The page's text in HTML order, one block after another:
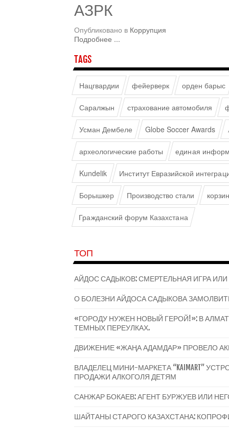
АЗРК
Опубликовано в Коррупция
Подробнее ...
TAGS
Нацгвардии фейерверк орден барыс
Саралжын страхование автомобиля
Усман Дембеле Globe Soccer Awards
археологические работы единая
Kundelik Институт Евразийской
Борышкер Производство стали
Гражданский форум Казахстана
ТОП
АЙДОС САДЫКОВ: СМЕРТЕЛЬНАЯ ИГРА
О БОЛЕЗНИ АЙДОСА САДЫКОВА
«ГОРОДУ НУЖЕН НОВЫЙ ГЕРОЙ!»: В
ТЕМНЫХ ПЕРЕУЛКАХ.
ДВИЖЕНИЕ «ЖАҢА АДАМДАР» ПРОВЕЛО
ВЛАДЕЛЕЦ МИНИ-МАРКЕТА “KAIMART”
ПРОДАЖИ АЛКОГОЛЯ ДЕТЯМ
САНЖАР БОКАЕВ: АГЕНТ БУРЖУЕВ ИЛИ
ШАЙТАНЫ СТАРОГО КАЗАХСТАНА: